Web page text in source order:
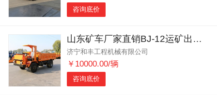
咨询底价
山东矿车厂家直销BJ-12运矿出渣车效率高
济宁和丰工程机械有限公司
￥10000.00/辆
咨询底价